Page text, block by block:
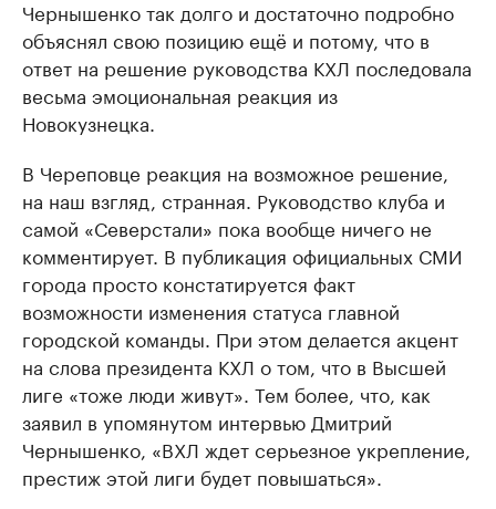
Чернышенко так долго и достаточно подробно
объяснял свою позицию ещё и потому, что в
ответ на решение руководства КХЛ последовала
весьма эмоциональная реакция из
Новокузнецка.
В Череповце реакция на возможное решение,
на наш взгляд, странная. Руководство клуба и
самой «Северстали» пока вообще ничего не
комментирует. В публикация официальных СМИ
города просто констатируется факт
возможности изменения статуса главной
городской команды. При этом делается акцент
на слова президента КХЛ о том, что в Высшей
лиге «тоже люди живут». Тем более, что, как
заявил в упомянутом интервью Дмитрий
Чернышенко, «ВХЛ ждет серьезное укрепление,
престиж этой лиги будет повышаться».